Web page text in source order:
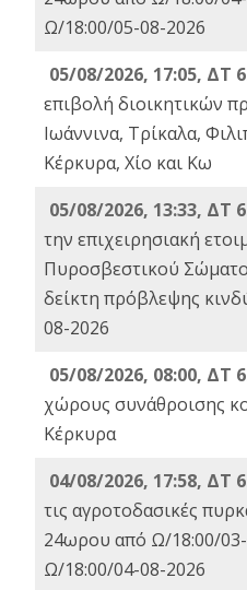
Ω/18:00/05-08-2026
05/08/2026, 17:05, ΔΤ
επιβολή διοικητικών
Ιωάννινα, Τρίκαλα,
Κέρκυρα, Χίο και Κω
05/08/2026, 13:33, ΔΤ
την επιχειρησιακή
Πυροσβεστικού
δείκτη πρόβλεψης
08-2026
05/08/2026, 08:00, ΔΤ
χώρους συνάθροισης
Κέρκυρα
04/08/2026, 17:58, ΔΤ
τις αγροτοδασικές
24ωρου από Ω/18:00/
Ω/18:00/04-08-2026